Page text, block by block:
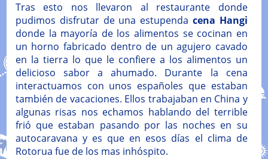
Tras esto nos llevaron al restaurante donde
pudimos disfrutar de una estupenda cena Hangi
donde la mayoría de los alimentos se cocinan en
un horno fabricado dentro de un agujero cavado
en la tierra lo que le confiere a los alimentos un
delicioso sabor a ahumado. Durante la cena
interactuamos con unos españoles que estaban
también de vacaciones. Ellos trabajaban en China y
algunas risas nos echamos hablando del terrible
frió que estaban pasando por las noches en su
autocaravana y es que en esos días el clima de
Rotorua fue de los mas inhóspito.